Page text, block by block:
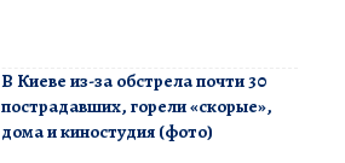
В Киеве из-за обстрела почти 30
пострадавших, горели «скорые»,
дома и киностудия (фото)